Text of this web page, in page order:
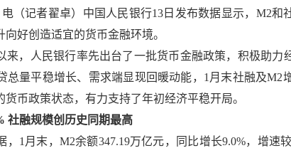
（记者翟卓）中国人民银行13日发布数据显示，M2和
好创造适宜的货币金融环境。
来，人民银行率先出台了一批货币金融政策，积极助力
总量平稳增长、需求端显现回暖动能，1月末社融及M2
币政策状态，有力支持了年初经济平稳开局。
融规模创历史同期最高
，1月末，M2余额347.19万亿元，同比增长9.0%，增速